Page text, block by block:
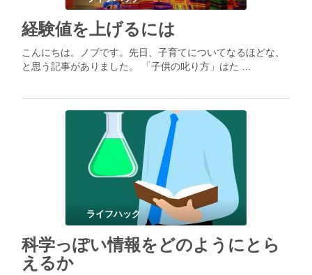
経験値を上げるには
こんにちは。ノブです。先日、子育てについてなるほどな、
と思う記事がありました。 「子供の叱り方」はた …
ライフハック
科学っぽい情報をどのようにとら
えるか